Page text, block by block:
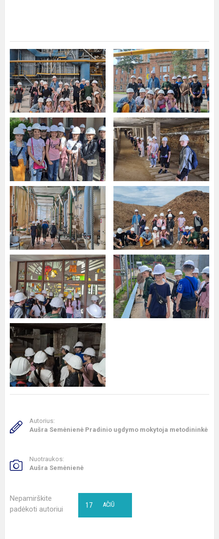
Autorius:
Aušra Semėnienė Pradinio ugdymo mokytoja metodininkė
Nuotraukos:
Aušra Semėnienė
Nepamirškite
padėkoti autoriui
AČIŪ
17